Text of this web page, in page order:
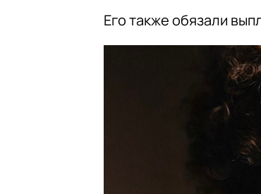
Его также обязали